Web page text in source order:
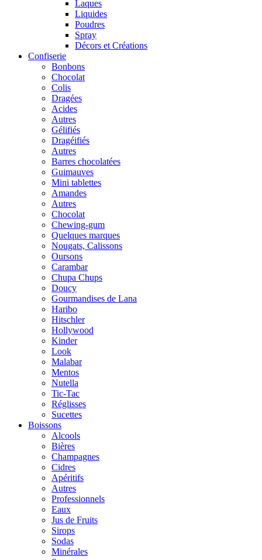
Laques
Liquides
Poudres
Spray
Décors et Créations
Confiserie
Bonbons
Chocolat
Colis
Dragées
Acides
Autres
Gélifiés
Dragéifiés
Autres
Barres chocolatées
Guimauves
Mini tablettes
Amandes
Autres
Chocolat
Chewing-gum
Quelques marques
Nougats, Calissons
Oursons
Carambar
Chupa Chups
Doucy
Gourmandises de Lana
Haribo
Hitschler
Hollywood
Kinder
Look
Malabar
Mentos
Nutella
Tic-Tac
Réglisses
Sucettes
Boissons
Alcools
Bières
Champagnes
Cidres
Apéritifs
Autres
Professionnels
Eaux
Jus de Fruits
Sirops
Sodas
Minérales